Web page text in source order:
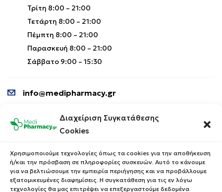
Διαχείριση Συγκατάθεσης
Cookies
Χρησιμοποιούμε τεχνολογίες όπως τα cookies για την αποθήκευση
ή/και την πρόσβαση σε πληροφορίες συσκευών. Αυτό το κάνουμε
για να βελτιώσουμε την εμπειρία περιήγησης και να προβάλλουμε
εξατομικευμένες διαφημίσεις. Η συγκατάθεση για τις εν λόγω
τεχνολογίες θα μας επιτρέψει να επεξεργαστούμε δεδομένα
Τρίτη 8:00 – 21:00
Τετάρτη 8:00 – 21:00
Πέμπτη 8:00 – 21:00
Παρασκευή 8:00 – 21:00
Σάββατο 9:00 – 15:30
info@medipharmacy.gr
Πληροφορίες
Blog
Επικοινωνία
Για Εσένα
Λίστα Αγαπημένων
Οι Παραγγελίες σου